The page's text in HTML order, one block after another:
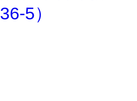
36-5）